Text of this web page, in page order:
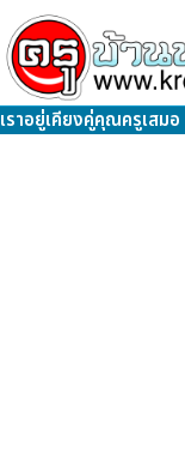
เราอยู่เคียงคู่คุณครูเสมอ